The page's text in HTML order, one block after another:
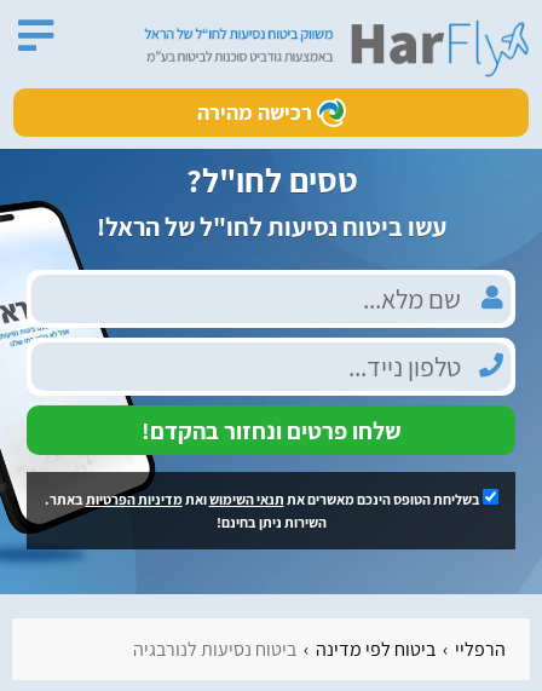
רכישה מהירה
טסים לחו"ל?
עשו ביטוח נסיעות לחו"ל של הראל!
שלחו פרטים ונחזור בהקדם!
בשליחת הטופס הינכם מאשרים את תנאי השימושואתמדיניות הפרטיותבאתר.
השירות ניתן בחינם!
הרפליי ביטוח לפי מדינה ביטוח נסיעות לנורבגיה